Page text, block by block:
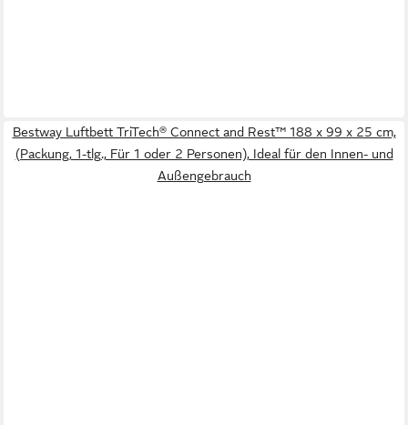
Bestway Luftbett TriTech® Connect and Rest™ 188 x 99 x 25 cm,
(Packung, 1-tlg., Für 1 oder 2 Personen), Ideal für den Innen- und
Außengebrauch